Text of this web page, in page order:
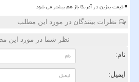
قیمت بنزین در آمریکا باز هم بیشتر می شود
نظرات بینندگان در مورد این مطلب
نظر شما در مورد این
نام:
ایمیل: